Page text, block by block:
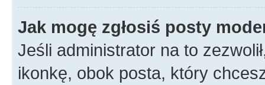
Jak mogę zgłosiś posty
Jeśli administrator na to
ikonkę, obok posta, który